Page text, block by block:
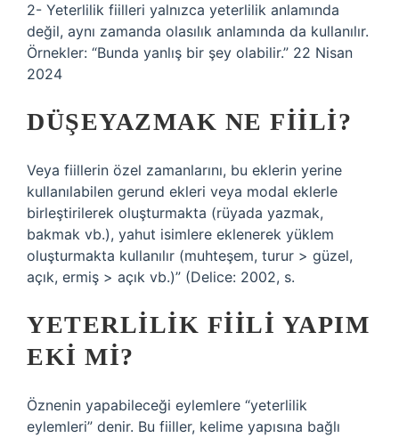
2- Yeterlilik fiilleri yalnızca yeterlilik anlamında
değil, aynı zamanda olasılık anlamında da kullanılır.
Örnekler: “Bunda yanlış bir şey olabilir.” 22 Nisan
2024
DÜŞEYAZMAK NE FIILI?
Veya fiillerin özel zamanlarını, bu eklerin yerine
kullanılabilen gerund ekleri veya modal eklerle
birleştirilerek oluşturmakta (rüyada yazmak,
bakmak vb.), yahut isimlere eklenerek yüklem
oluşturmakta kullanılır (muhteşem, turur > güzel,
açık, ermiş > açık vb.)” (Delice: 2002, s.
YETERLILIK FIILI YAPIM
EKI MI?
Öznenin yapabileceği eylemlere “yeterlilik
eylemleri” denir. Bu fiiller, kelime yapısına bağlı